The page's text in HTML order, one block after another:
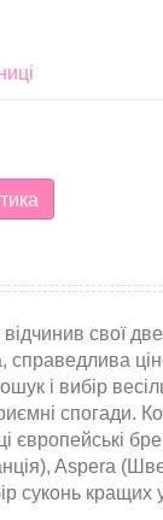
свої
справедлива
і вибір
спогади.
європейські
Aspera
суконь кращих